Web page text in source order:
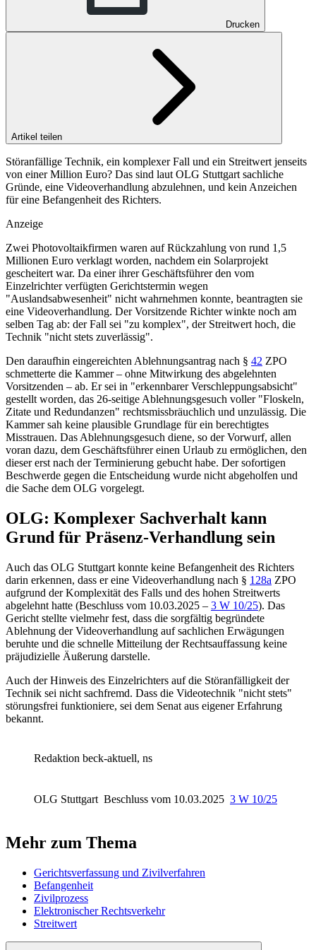
Drucken
Artikel teilen
Störanfällige Technik, ein komplexer Fall und ein Streitwert jenseits
von einer Million Euro? Das sind laut OLG Stuttgart sachliche
Gründe, eine Videoverhandlung abzulehnen, und kein Anzeichen
für eine Befangenheit des Richters.
Anzeige
Zwei Photovoltaikfirmen waren auf Rückzahlung von rund 1,5
Millionen Euro verklagt worden, nachdem ein Solarprojekt
gescheitert war. Da einer ihrer Geschäftsführer den vom
Einzelrichter verfügten Gerichtstermin wegen
"Auslandsabwesenheit" nicht wahrnehmen konnte, beantragten sie
eine Videoverhandlung. Der Vorsitzende Richter winkte noch am
selben Tag ab: der Fall sei "zu komplex", der Streitwert hoch, die
Technik "nicht stets zuverlässig".
Den daraufhin eingereichten Ablehnungsantrag nach § 42 ZPO
schmetterte die Kammer – ohne Mitwirkung des abgelehnten
Vorsitzenden – ab. Er sei in "erkennbarer Verschleppungsabsicht"
gestellt worden, das 26-seitige Ablehnungsgesuch voller "Floskeln,
Zitate und Redundanzen" rechtsmissbräuchlich und unzulässig. Die
Kammer sah keine plausible Grundlage für ein berechtigtes
Misstrauen. Das Ablehnungsgesuch diene, so der Vorwurf, allen
voran dazu, dem Geschäftsführer einen Urlaub zu ermöglichen, den
dieser erst nach der Terminierung gebucht habe. Der sofortigen
Beschwerde gegen die Entscheidung wurde nicht abgeholfen und
die Sache dem OLG vorgelegt.
OLG: Komplexer Sachverhalt kann
Grund für Präsenz-Verhandlung sein
Auch das OLG Stuttgart konnte keine Befangenheit des Richters
darin erkennen, dass er eine Videoverhandlung nach § 128a ZPO
aufgrund der Komplexität des Falls und des hohen Streitwerts
abgelehnt hatte (Beschluss vom 10.03.2025 – 3 W 10/25). Das
Gericht stellte vielmehr fest, dass die sorgfältig begründete
Ablehnung der Videoverhandlung auf sachlichen Erwägungen
beruhte und die schnelle Mitteilung der Rechtsauffassung keine
präjudizielle Äußerung darstelle.
Auch der Hinweis des Einzelrichters auf die Störanfälligkeit der
Technik sei nicht sachfremd. Dass die Videotechnik "nicht stets"
störungsfrei funktioniere, sei dem Senat aus eigener Erfahrung
bekannt.
Redaktion beck-aktuell, ns
OLG Stuttgart Beschluss vom 10.03.2025 3 W 10/25
Mehr zum Thema
Gerichtsverfassung und Zivilverfahren
Befangenheit
Zivilprozess
Elektronischer Rechtsverkehr
Streitwert